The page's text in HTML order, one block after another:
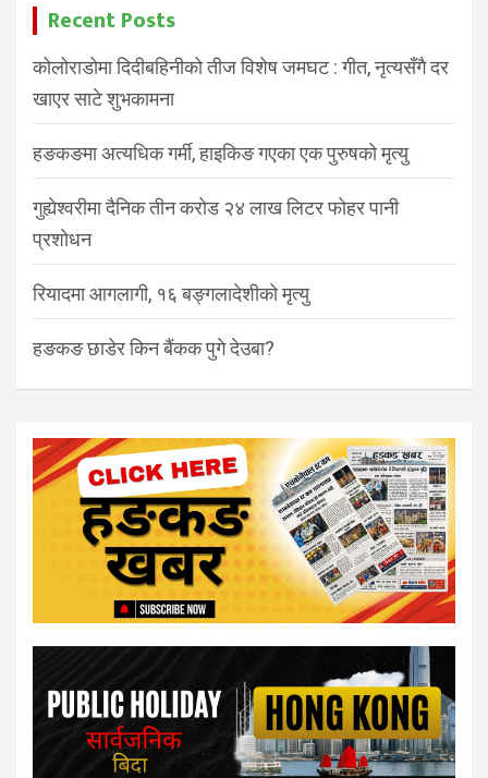
Recent Posts
कोलोराडोमा दिदीबहिनीको तीज विशेष जमघट : गीत, नृत्यसँगै दर
खाएर साटे शुभकामना
हङकङमा अत्यधिक गर्मी, हाइकिङ गएका एक पुरुषको मृत्यु
गुह्येश्वरीमा दैनिक तीन करोड २४ लाख लिटर फोहर पानी
प्रशोधन
रियादमा आगलागी, १६ बङ्गलादेशीको मृत्यु
हङकङ छाडेर किन बैंकक पुगे देउबा?